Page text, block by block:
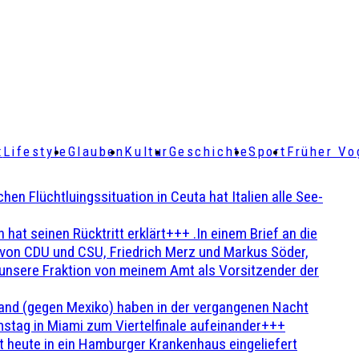
LifestyleGlaubenKulturGeschichteSport Früher
Flüchtluingssituation in Ceuta hat Italien alle See-
hat seinen Rücktritt erklärt+++ .In einem Brief an die
CDU und CSU, Friedrich Merz und Markus Söder,
Fraktion von meinem Amt als Vorsitzender der
(gegen Mexiko) haben in der vergangenen Nacht
in Miami zum Viertelfinale aufeinander+++
in ein Hamburger Krankenhaus eingeliefert